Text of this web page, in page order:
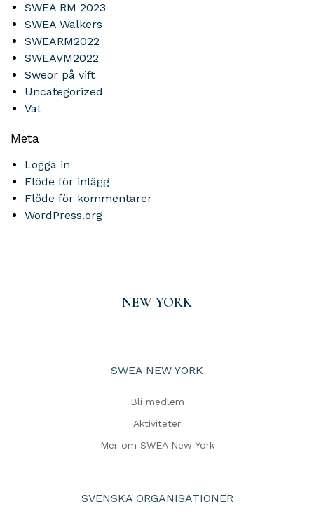
SWEA RM 2023
SWEA Walkers
SWEARM2022
SWEAVM2022
Sweor på vift
Uncategorized
Val
Meta
Logga in
Flöde för inlägg
Flöde för kommentarer
WordPress.org
NEW YORK
SWEA NEW YORK
Bli medlem
Aktiviteter
Mer om SWEA New York
SVENSKA ORGANISATIONER